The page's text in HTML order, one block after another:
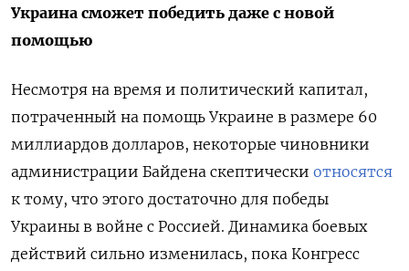
Украина сможет победить даже с новой
помощью
Несмотря на время и политический капитал,
потраченный на помощь Украине в размере 60
миллиардов долларов, некоторые чиновники
администрации Байдена скептически относятся
к тому, что этого достаточно для победы
Украины в войне с Россией. Динамика боевых
действий сильно изменилась, пока Конгресс